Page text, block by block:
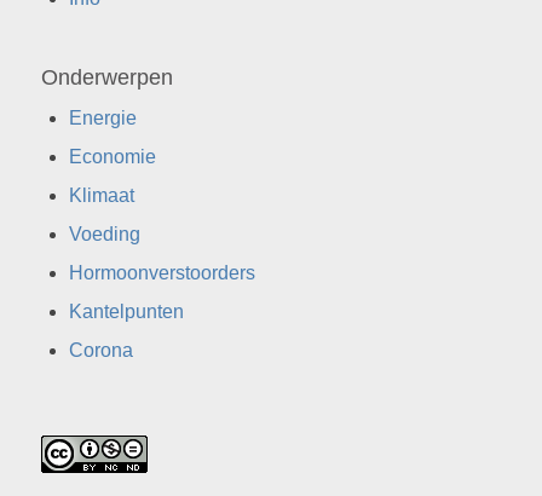
Onderwerpen
Energie
Economie
Klimaat
Voeding
Hormoonverstoorders
Kantelpunten
Corona